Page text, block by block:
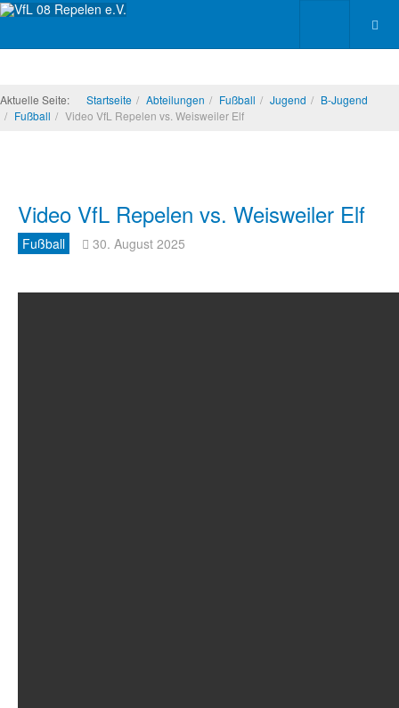
Aktuelle Seite: Startseite Abteilungen Fußball Jugend
B-Jugend
Fußball
Video VfL Repelen vs. Weisweiler Elf
Video VfL Repelen vs. Weisweiler Elf
Fußball 30. August 2025